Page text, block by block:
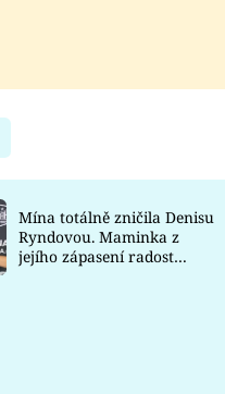
Prima Lajk
Sledujte nás
Mína totálně zničila Denisu
Ryndovou. Maminka z
jejího zápasení radost